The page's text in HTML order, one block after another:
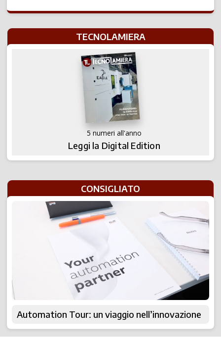
TECNOLAMIERA
5 numeri all'anno
Leggi la Digital Edition
CONSIGLIATO
Automation Tour: un viaggio nell’innovazione